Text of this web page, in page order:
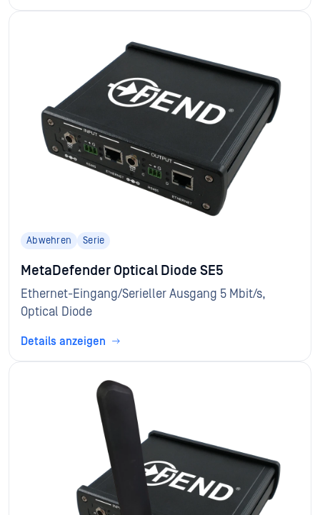
Abwehren Serie
MetaDefender Optical Diode SE5
Ethernet-Eingang/Serieller Ausgang 5 Mbit/s,
Optical Diode
Details anzeigen